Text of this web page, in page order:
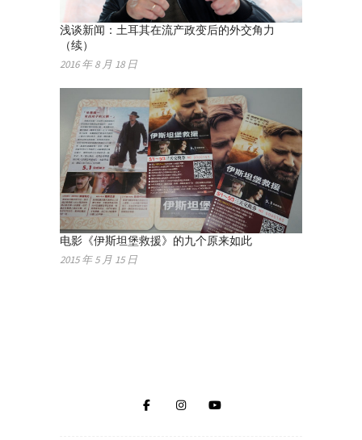
浅谈新闻：土耳其在流产政变后的外交角力
（续）
2016 年 8 月 18 日
电影《伊斯坦堡救援》的九个原来如此
2015 年 5 月 15 日